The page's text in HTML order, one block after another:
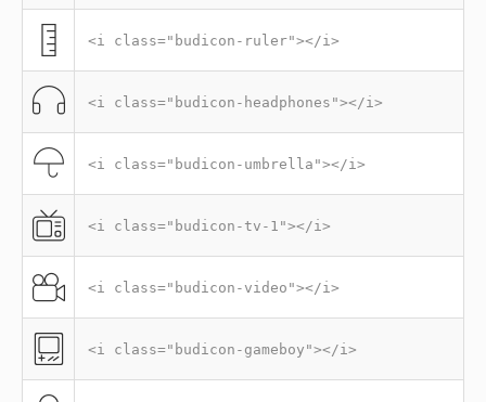
<i class="budicon-ruler"></i>
<i class="budicon-headphones"></i>
<i class="budicon-umbrella"></i>
<i class="budicon-tv-1"></i>
<i class="budicon-video"></i>
<i class="budicon-gameboy"></i>